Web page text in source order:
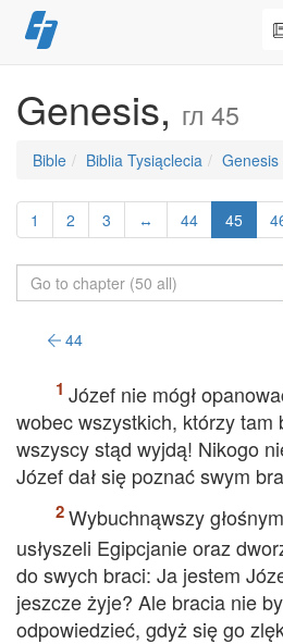
Skip
to
Genesis, гл 45
Bible Biblia Tysiąclecia Genesis
1 2 3 ↔ 44 45
44
Józef nie mógł
wobec wszystkich, którzy tam
wszyscy stąd wyjdą! Nikogo
Józef dał się poznać swym
Wybuchnąwszy
usłyszeli Egipcjanie oraz
do swych braci: Ja jestem
jeszcze żyje? Ale bracia nie
odpowiedzieć, gdyż się go